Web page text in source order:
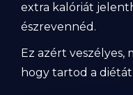
extra kalóriát
észrevennéd.
Ez azért
hogy tartod a diétát.